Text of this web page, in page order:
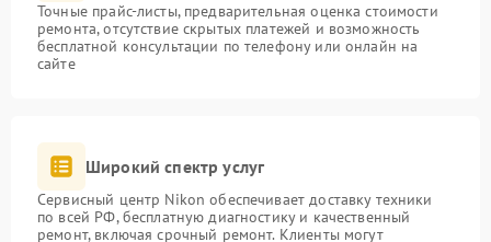
Точные прайс-листы, предварительная оценка стоимости
ремонта, отсутствие скрытых платежей и возможность
бесплатной консультации по телефону или онлайн на
сайте
Широкий спектр услуг
Сервисный центр Nikon обеспечивает доставку техники
по всей РФ, бесплатную диагностику и качественный
ремонт, включая срочный ремонт. Клиенты могут